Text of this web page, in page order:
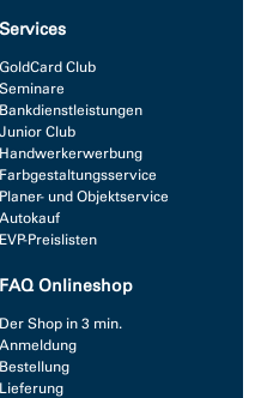
Services
GoldCard Club
Seminare
Bankdienstleistungen
Junior Club
Handwerkerwerbung
Farbgestaltungsservice
Planer- und Objektservice
Autokauf
EVP-Preislisten
FAQ Onlineshop
Der Shop in 3 min.
Anmeldung
Bestellung
Lieferung